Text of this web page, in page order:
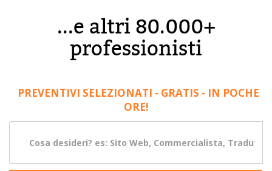
...e altri 80.000+
professionisti
PREVENTIVI SELEZIONATI - GRATIS - IN POCHE
ORE!